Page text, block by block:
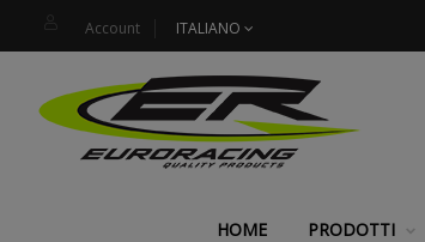
Account ITALIANO
HOME PRODOTTI